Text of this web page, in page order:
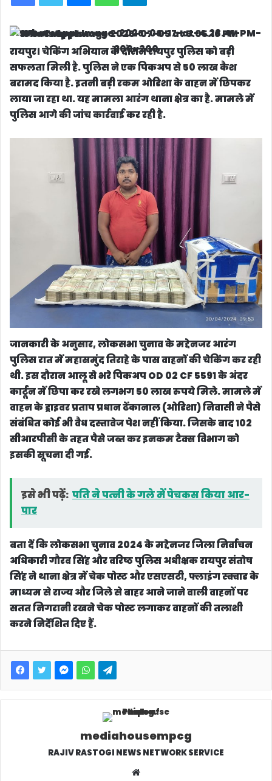
रायपुर। चेकिंग अभियान के दौरान रायपुर पुलिस को बड़ी
सफलता मिली है. पुलिस ने एक पिकअप से 50 लाख कैश
बरामद किया है. इतनी बड़ी रकम ओडिशा के वाहन में छिपकर
लाया जा रहा था. यह मामला आरंग थाना क्षेत्र का है. मामले में
पुलिस आगे की जांच कार्रवाई कर रही है.
जानकारी के अनुसार, लोकसभा चुनाव के मद्देनजर आरंग
पुलिस रात में महासमुंद तिराहे के पास वाहनों की चेकिंग कर रही
थी. इस दौरान आलू से भरे पिकअप OD 02 CF 5591 के अंदर
कार्टून में छिपा कर रखे लगभग 50 लाख रुपये मिले. मामले में
वाहन के ड्राइवर प्रताप प्रधान ढेंकानाल (ओडिशा) निवासी ने पैसे
संबंधित कोई भी वैध दस्तावेज पेश नहीं किया. जिसके बाद 102
सीआरपीसी के तहत पैसे जब्त कर इनकम टैक्स विभाग को
इसकी सूचना दी गई.
इसे भी पढ़ें: पति ने पत्नी के गले में पेचकस किया आर-
पार
बता दें कि लोकसभा चुनाव 2024 के मद्देनजर जिला निर्वाचन
अधिकारी गौरव सिंह और वरिष्ठ पुलिस अधीक्षक रायपुर संतोष
सिंह ने थाना क्षेत्र में चेक पोस्ट और एसएसटी, फ्लाइंग स्क्वाड के
माध्यम से राज्य और जिले से बाहर आने जाने वाली वाहनों पर
सतत निगरानी रखने चेक पोस्ट लगाकर वाहनों की तलाशी
करने निर्देशित दिए हैं.
mediahousempcg
RAJIV RASTOGI NEWS NETWORK SERVICE